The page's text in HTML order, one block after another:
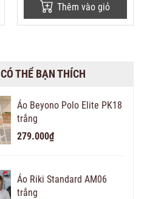
Thêm vào giỏ
CÓ THỂ BẠN THÍCH
Áo Beyono Polo Elite PK18
trắng
279.000₫
Áo Riki Standard AM06
trắng